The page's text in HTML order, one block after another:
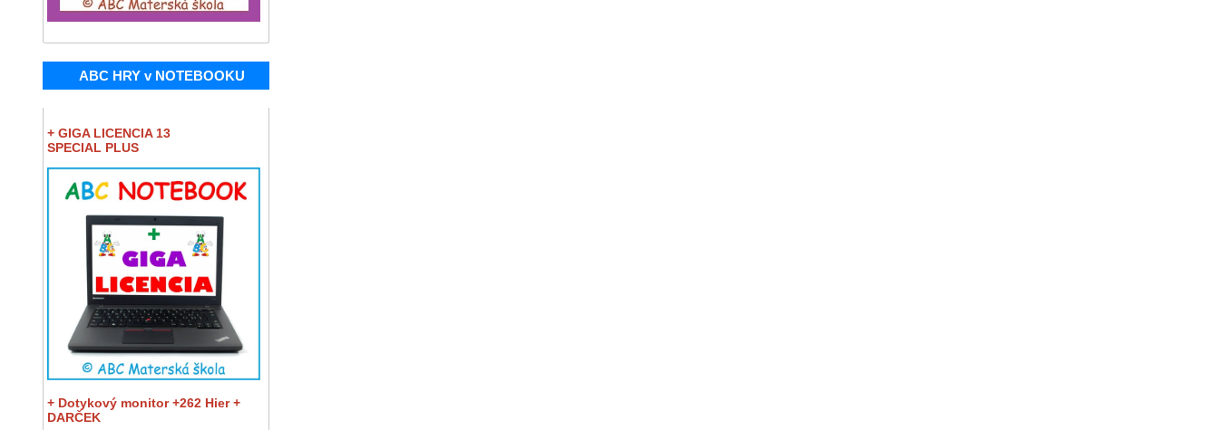
ABC HRY v NOTEBOOKU
+ GIGA LICENCIA 13
SPECIAL PLUS
+ Dotykový monitor +262 Hier +
DARČEK